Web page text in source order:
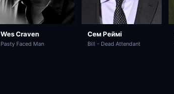
Wes Craven
Pasty Faced Man
Сем Реймі
Bill - Dead Attendant